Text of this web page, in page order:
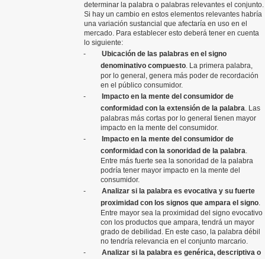
determinar la palabra o palabras relevantes el conjunto.
Si hay un cambio en estos elementos relevantes habría
una variación sustancial que afectaría en uso en el
mercado. Para establecer esto deberá tener en cuenta
lo siguiente:
-
Ubicación de las palabras en el signo
denominativo compuesto. La primera palabra,
por lo general, genera más poder de recordación
en el público consumidor.
-
Impacto en la mente del consumidor de
conformidad con la extensión de la palabra. Las
palabras más cortas por lo general tienen mayor
impacto en la mente del consumidor.
-
Impacto en la mente del consumidor de
conformidad con la sonoridad de la palabra.
Entre más fuerte sea la sonoridad de la palabra
podría tener mayor impacto en la mente del
consumidor.
-
Analizar si la palabra es evocativa y su fuerte
proximidad con los signos que ampara el signo.
Entre mayor sea la proximidad del signo evocativo
con los productos que ampara, tendrá un mayor
grado de debilidad. En este caso, la palabra débil
no tendría relevancia en el conjunto marcario.
-
Analizar si la palabra es genérica, descriptiva o